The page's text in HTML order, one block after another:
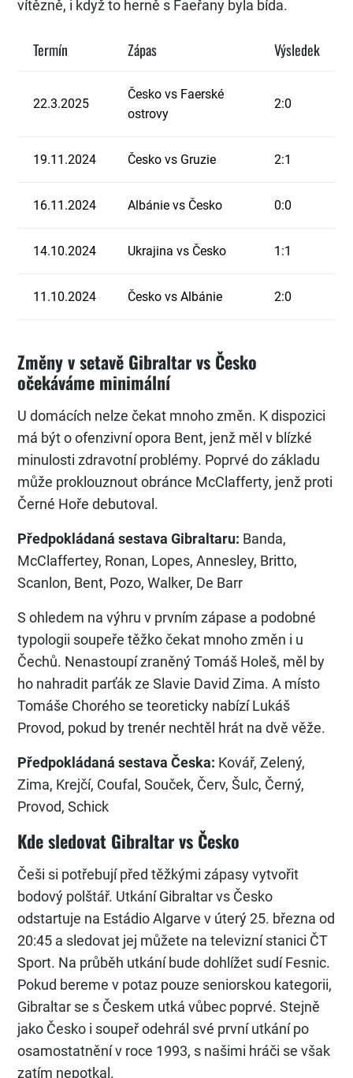
vítězně, i když to herně s Faeřany byla bída.
Termín Zápas Výsledek
22.3.2025
Česko vs Faerské
ostrovy
2:0
19.11.2024 Česko vs Gruzie 2:1
16.11.2024 Albánie vs Česko 0:0
14.10.2024 Ukrajina vs Česko 1:1
11.10.2024 Česko vs Albánie 2:0
Změny v setavě Gibraltar vs Česko
očekáváme minimální
U domácích nelze čekat mnoho změn. K dispozici
má být o ofenzivní opora Bent, jenž měl v blízké
minulosti zdravotní problémy. Poprvé do základu
může proklouznout obránce McClafferty, jenž proti
Černé Hoře debutoval.
Předpokládaná sestava Gibraltaru: Banda,
McClaffertey, Ronan, Lopes, Annesley, Britto,
Scanlon, Bent, Pozo, Walker, De Barr
S ohledem na výhru v prvním zápase a podobné
typologii soupeře těžko čekat mnoho změn i u
Čechů. Nenastoupí zraněný Tomáš Holeš, měl by
ho nahradit parťák ze Slavie David Zima. A místo
Tomáše Chorého se teoreticky nabízí Lukáš
Provod, pokud by trenér nechtěl hrát na dvě věže.
Předpokládaná sestava Česka: Kovář, Zelený,
Zima, Krejčí, Coufal, Souček, Červ, Šulc, Černý,
Provod, Schick
Kde sledovat Gibraltar vs Česko
Češi si potřebují před těžkými zápasy vytvořit
bodový polštář. Utkání Gibraltar vs Česko
odstartuje na Estádio Algarve v úterý 25. března od
20:45 a sledovat jej můžete na televizní stanici ČT
Sport. Na průběh utkání bude dohlížet sudí Fesnic.
Pokud bereme v potaz pouze seniorskou kategorii,
Gibraltar se s Českem utká vůbec poprvé. Stejně
jako Česko i soupeř odehrál své první utkání po
osamostatnění v roce 1993, s našimi hráči se však
zatím nepotkal.